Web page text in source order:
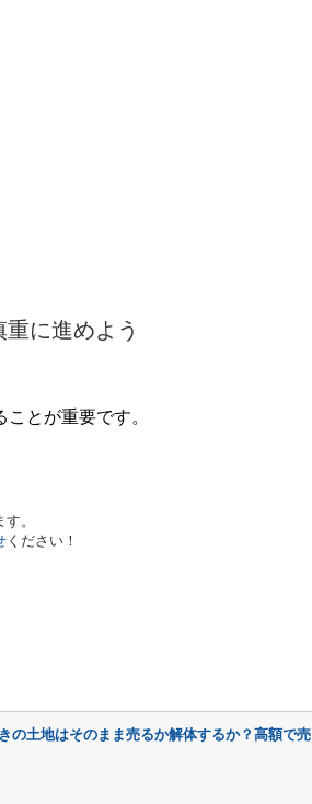
に進めよう
とが重要です。
。
ください！
の土地はそのまま売るか解体するか？高額で売